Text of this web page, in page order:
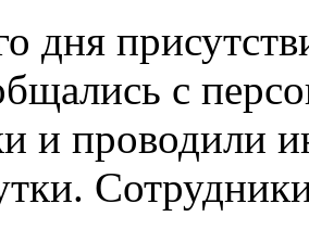
дня
с
и проводили